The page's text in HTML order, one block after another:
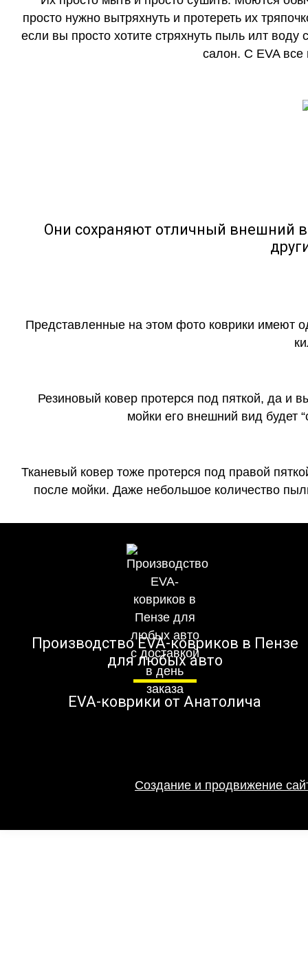
просто нужно вытряхнуть и протереть их
если вы просто хотите стряхнуть пыль илт воду
салон. С EVA все
Они сохраняют отличный внешний
Представленные на этом фото коврики имеют
Резиновый ковер протерся под пяткой, да и
мойки его внешний вид будет
Тканевый ковер тоже протерся под правой
после мойки. Даже небольшое количество
Производство EVA-ковриков в Пензе
для любых авто
EVA-коврики от Анатолича
Создание и продвижение